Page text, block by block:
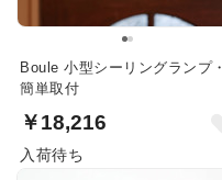
Boule 小型シーリングランプ・
簡単取付
￥18,216
入荷待ち